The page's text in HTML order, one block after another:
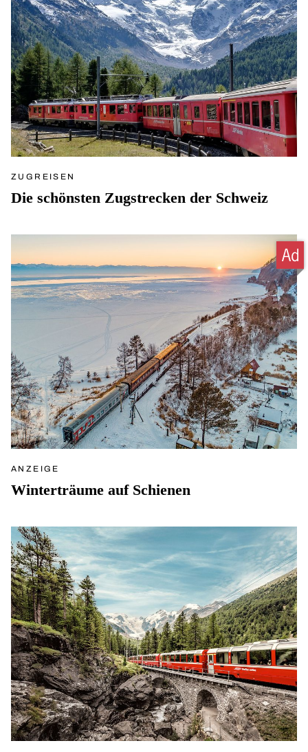
ZUGREISEN
Die schönsten Zugstrecken der Schweiz
ANZEIGE
Winterträume auf Schienen